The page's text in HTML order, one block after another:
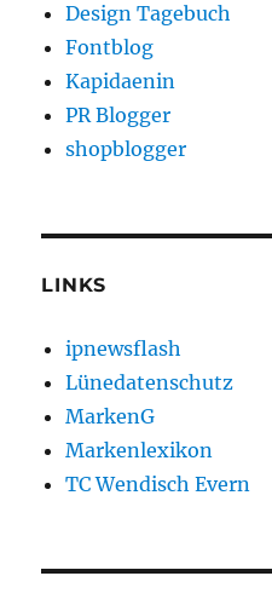
Design Tagebuch
Fontblog
Kapidaenin
PR Blogger
shopblogger
LINKS
ipnewsflash
Lünedatenschutz
MarkenG
Markenlexikon
TC Wendisch Evern